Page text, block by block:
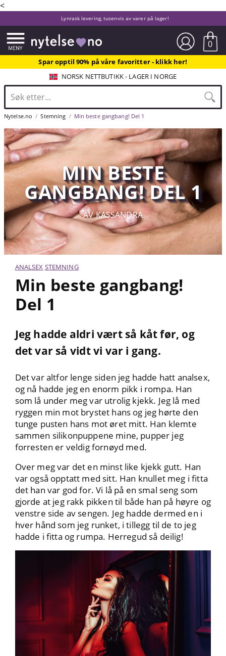
<
Lynrask levering, tusenvis av varer på lager!
0
Spar opptil 90% på våre favoritter - klikk her!
NORSK NETTBUTIKK - LAGER I NORGE
Nytelse.no Stemning Min beste gangbang! Del 1
MIN BESTE
GANGBANG! DEL 1
AV KASSANDRA
ANALSEX STEMNING
Min beste gangbang!
Del 1
Jeg hadde aldri vært så kåt før, og
det var så vidt vi var i gang.
Det var altfor lenge siden jeg hadde hatt analsex,
og nå hadde jeg en enorm pikk i rompa. Han
som lå under meg var utrolig kjekk. Jeg lå med
ryggen min mot brystet hans og jeg hørte den
tunge pusten hans mot øret mitt. Han klemte
sammen silikonpuppene mine, pupper jeg
forresten er veldig fornøyd med.
Over meg var det en minst like kjekk gutt. Han
var også opptatt med sitt. Han knullet meg i fitta
det han var god for. Vi lå på en smal seng som
gjorde at jeg rakk pikken til både han på høyre og
venstre side av sengen. Jeg hadde dermed en i
hver hånd som jeg runket, i tillegg til de to jeg
hadde i fitta og rumpa. Herregud så deilig!